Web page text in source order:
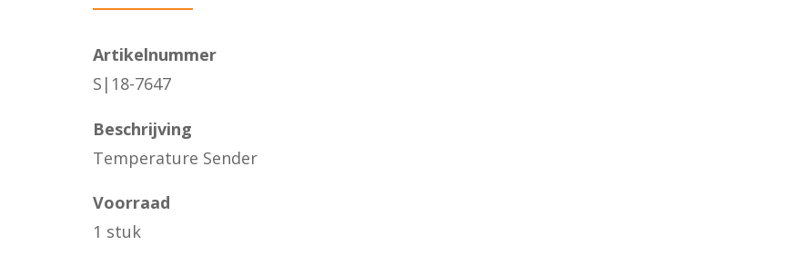
Artikelnummer
S|18-7647
Beschrijving
Temperature Sender
Voorraad
1 stuk